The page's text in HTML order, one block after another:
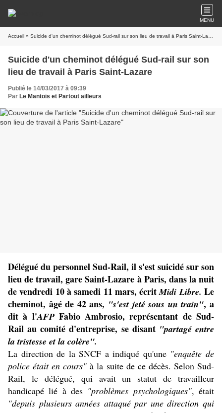
MENU
Accueil » Suicide d'un cheminot délégué Sud-rail sur son lieu de travail à Paris Saint-Lazare
Suicide d'un cheminot délégué Sud-rail sur son
lieu de travail à Paris Saint-Lazare
Publié le 14/03/2017 à 09:39
Par Le Mantois et Partout ailleurs
Délégué du personnel Sud-Rail, il s'est suicidé sur son
lieu de travail, gare Saint-Lazare à Paris, dans la nuit
de vendredi 10 à samedi 11 mars, écritMidi Libre. Le
cheminot, âgé de 42 ans, "s'est jeté sous un train", a
dit à l'AFPFabio Ambrosio, représentant de Sud-
Rail au comité d'entreprise, se disant"partagé entre
la tristesse et la colère".
La direction de la SNCF a indiqué qu'une "enquête de
police était en cours" à la suite de ce décès. Selon Sud-
Rail, le délégué, qui avait un statut de travailleur
handicapé lié à des "problèmes psychologiques", était
"depuis plusieurs années attaqué par une direction qui